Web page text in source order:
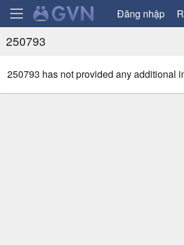
Đăng nhập
250793
250793 has not provided any additional